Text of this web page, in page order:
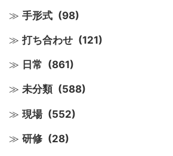
手形式 (98)
打ち合わせ (121)
日常 (861)
未分類 (588)
現場 (552)
研修 (28)